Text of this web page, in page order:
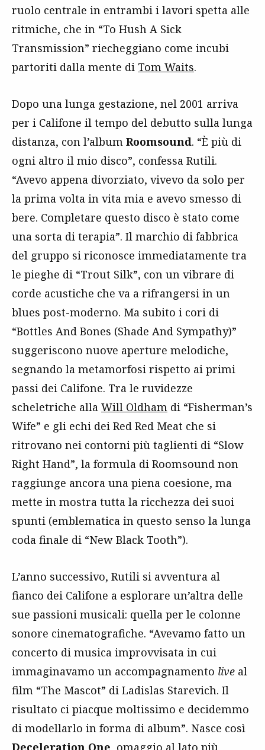
ruolo centrale in entrambi i lavori spetta alle
ritmiche, che in “To Hush A Sick
Transmission” riecheggiano come incubi
partoriti dalla mente di Tom Waits.
Dopo una lunga gestazione, nel 2001 arriva
per i Califone il tempo del debutto sulla lunga
distanza, con l’album Roomsound. “È più di
ogni altro il mio disco”, confessa Rutili.
“Avevo appena divorziato, vivevo da solo per
la prima volta in vita mia e avevo smesso di
bere. Completare questo disco è stato come
una sorta di terapia”. Il marchio di fabbrica
del gruppo si riconosce immediatamente tra
le pieghe di “Trout Silk”, con un vibrare di
corde acustiche che va a rifrangersi in un
blues post-moderno. Ma subito i cori di
“Bottles And Bones (Shade And Sympathy)”
suggeriscono nuove aperture melodiche,
segnando la metamorfosi rispetto ai primi
passi dei Califone. Tra le ruvidezze
scheletriche alla Will Oldham di “Fisherman’s
Wife” e gli echi dei Red Red Meat che si
ritrovano nei contorni più taglienti di “Slow
Right Hand”, la formula di Roomsound non
raggiunge ancora una piena coesione, ma
mette in mostra tutta la ricchezza dei suoi
spunti (emblematica in questo senso la lunga
coda finale di “New Black Tooth”).
L’anno successivo, Rutili si avventura al
fianco dei Califone a esplorare un’altra delle
sue passioni musicali: quella per le colonne
sonore cinematografiche. “Avevamo fatto un
concerto di musica improvvisata in cui
immaginavamo un accompagnamento live al
film “The Mascot” di Ladislas Starevich. Il
risultato ci piacque moltissimo e decidemmo
di modellarlo in forma di album”. Nasce così
Deceleration One , omaggio al lato più